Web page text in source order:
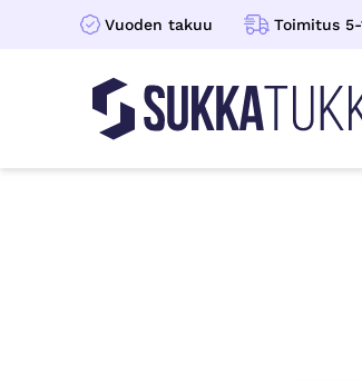
Vuoden takuu Toimitus
Sukkatukku